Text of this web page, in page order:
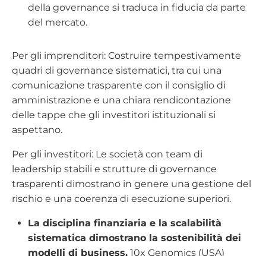
della governance si traduca in fiducia da parte
del mercato.
Per gli imprenditori: Costruire tempestivamente
quadri di governance sistematici, tra cui una
comunicazione trasparente con il consiglio di
amministrazione e una chiara rendicontazione
delle tappe che gli investitori istituzionali si
aspettano.
Per gli investitori: Le società con team di
leadership stabili e strutture di governance
trasparenti dimostrano in genere una gestione del
rischio e una coerenza di esecuzione superiori.
La disciplina finanziaria e la scalabilità
sistematica dimostrano la sostenibilità dei
modelli di business. 10x Genomics (USA)